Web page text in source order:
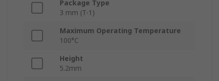
Package Type
3 mm (T-1)
Maximum Operating Temperature
100°C
Height
5.2mm